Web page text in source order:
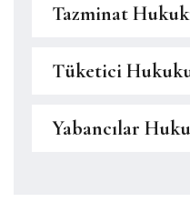
Tazminat
Tüketici
Yabancılar